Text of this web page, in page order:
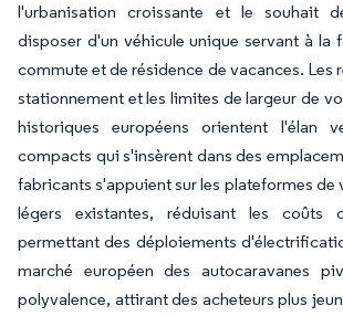
l'urbanisation croissante et le souhait
disposer d'un véhicule unique servant à la
commute et de résidence de vacances. Les
stationnement et les limites de largeur de
historiques européens orientent l'élan
compacts qui s'insèrent dans des
fabricants s'appuient sur les plateformes de
légers existantes, réduisant les coûts
permettant des déploiements
marché européen des autocaravanes
polyvalence, attirant des acheteurs plus